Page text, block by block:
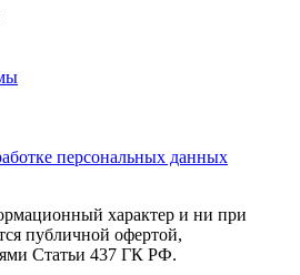
персональных данных
характер и ни при
публичной офертой,
Статьи 437 ГК РФ.